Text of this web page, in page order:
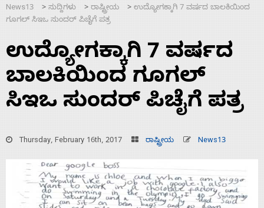
News13 > ಸುದ್ದಿಗಳು > ರಾಷ್ಟ್ರೀಯ > ಉದ್ಯೋಗಕ್ಕಾಗಿ 7 ವರ್ಷದ ಬಾಲಕಿಯಿಂದ
ಗೂಗಲ್‌ ಸಿಇಒ ಸುಂದರ್ ಪಿಚೈಗೆ ಪತ್ರ
ಉದ್ಯೋಗಕ್ಕಾಗಿ 7 ವರ್ಷದ
ಬಾಲಕಿಯಿಂದ ಗೂಗಲ್‌
ಸಿಇಒ ಸುಂದರ್ ಪಿಚೈಗೆ ಪತ್ರ
Thursday, February 16th, 2017 ರಾಷ್ಟ್ರೀಯ News13